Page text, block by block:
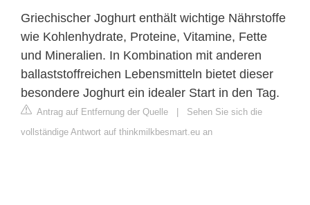
Griechischer Joghurt enthält wichtige Nährstoffe
wie Kohlenhydrate, Proteine, Vitamine, Fette
und Mineralien. In Kombination mit anderen
ballaststoffreichen Lebensmitteln bietet dieser
besondere Joghurt ein idealer Start in den Tag.
Antrag auf Entfernung der Quelle | Sehen Sie sich die
vollständige Antwort auf thinkmilkbesmart.eu an